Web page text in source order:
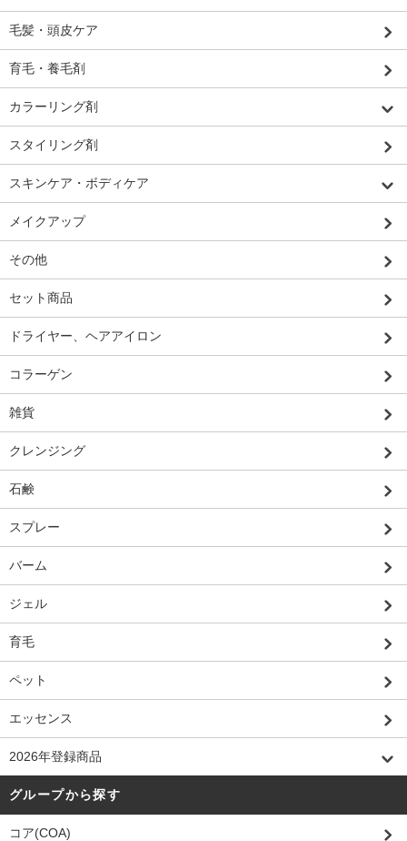
毛髪・頭皮ケア
育毛・養毛剤
カラーリング剤
スタイリング剤
スキンケア・ボディケア
メイクアップ
その他
セット商品
ドライヤー、ヘアアイロン
コラーゲン
雑貨
クレンジング
石鹸
スプレー
バーム
ジェル
育毛
ペット
エッセンス
2026年登録商品
グループから探す
コア(COA)